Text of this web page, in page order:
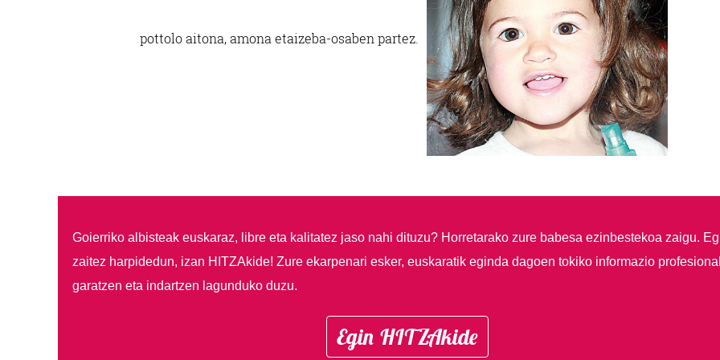
pottolo aitona, amona etaizeba-osaben partez.
Goierriko albisteak euskaraz, libre eta kalitatez jaso nahi dituzu? Horretarako zure babesa ezinbestekoa zaigu.
zaitez harpidedun, izan HITZAkide! Zure ekarpenari esker, euskaratik eginda dagoen tokiko informazio
garatzen eta indartzen lagunduko duzu.
Egin HITZAkide